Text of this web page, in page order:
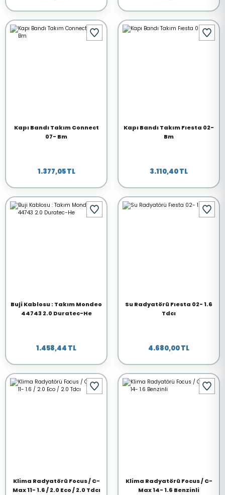
Kapı Bandı Takım Connect
07- Bm
1.377,05 TL
Kapı Bandı Takım Fıesta 02-
Bm
3.110,40 TL
Buji Kablosu : Takım Mondeo
44743 2.0 Duratec-He
1.458,44 TL
Su Radyatörü Fıesta 02- 1.6
Tdcı
4.680,00 TL
Klima Radyatörü Focus / C-
Max 11- 1.6 / 2.0 Eco / 2.0 Tdcı
Klima Radyatörü Focus / C-
Max 14- 1.6 Benzinli